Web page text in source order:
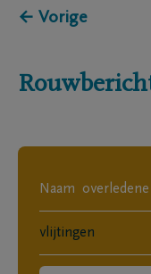
← Vorige